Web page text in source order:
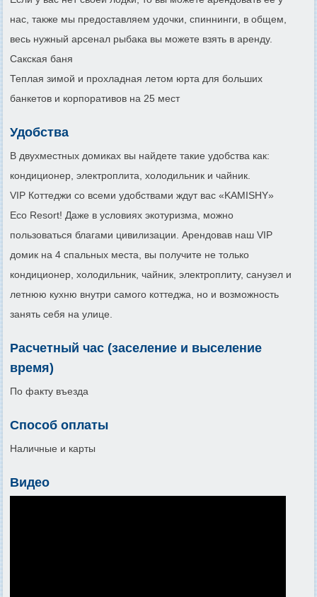
нас, также мы предоставляем удочки, спиннинги, в общем,
весь нужный арсенал рыбака вы можете взять в аренду.
Сакская баня
Теплая зимой и прохладная летом юрта для больших
банкетов и корпоративов на 25 мест
Удобства
В двухместных домиках вы найдете такие удобства как:
кондиционер, электроплита, холодильник и чайник.
VIP Коттеджи со всеми удобствами ждут вас «KAMISHY»
Eco Resort! Даже в условиях экотуризма, можно
пользоваться благами цивилизации. Арендовав наш VIP
домик на 4 спальных места, вы получите не только
кондиционер, холодильник, чайник, электроплиту, санузел и
летнюю кухню внутри самого коттеджа, но и возможность
занять себя на улице.
Расчетный час (заселение и выселение
время)
По факту въезда
Способ оплаты
Наличные и карты
Видео